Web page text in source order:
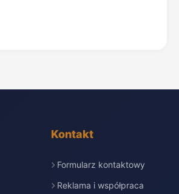
Kontakt
Formularz kontaktowy
Reklama i współpraca